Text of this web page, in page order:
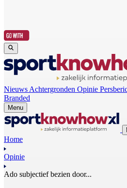
Nieuws Achtergronden Opinie
Branded
Menu
Home
Opinie
Ado subjectief bezien door...